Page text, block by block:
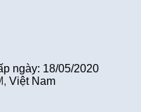
ngày: 18/05/2020
Việt Nam